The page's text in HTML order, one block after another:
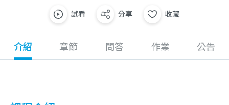
試看 分享 收藏
介紹 章節 問答 作業 公告